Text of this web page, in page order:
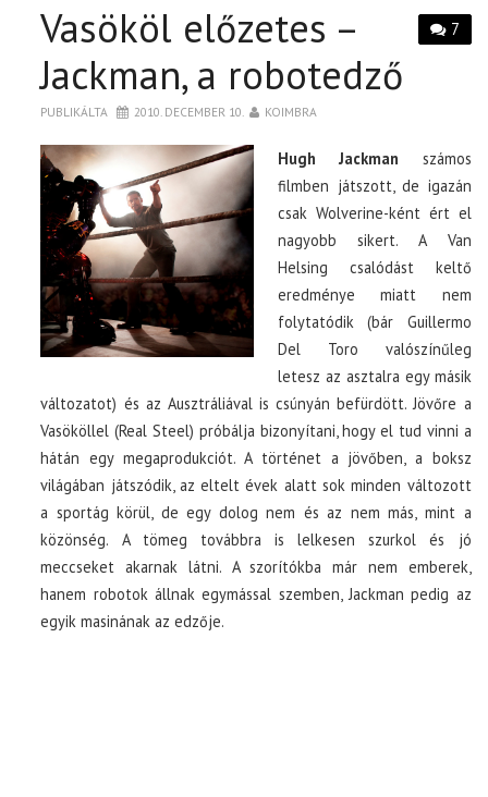
7
Vasököl előzetes –
Jackman, a robotedző
PUBLIKÁLTA 2010. DECEMBER 10. KOIMBRA
Hugh Jackman számos
filmben játszott, de igazán
csak Wolverine-ként ért el
nagyobb sikert. A Van
Helsing csalódást keltő
eredménye miatt nem
folytatódik (bár Guillermo
Del Toro valószínűleg
letesz az asztalra egy másik
változatot) és az Ausztráliával is csúnyán befürdött. Jövőre a
Vasököllel (Real Steel) próbálja bizonyítani, hogy el tud vinni a
hátán egy megaprodukciót. A történet a jövőben, a boksz
világában játszódik, az eltelt évek alatt sok minden változott
a sportág körül, de egy dolog nem és az nem más, mint a
közönség. A tömeg továbbra is lelkesen szurkol és jó
meccseket akarnak látni. A szorítókba már nem emberek,
hanem robotok állnak egymással szemben, Jackman pedig az
egyik masinának az edzője.